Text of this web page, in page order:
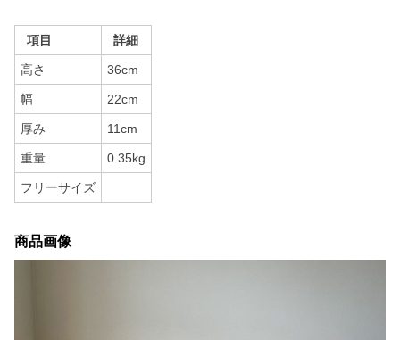
項目 詳細
高さ 36cm
幅 22cm
厚み 11cm
重量 0.35kg
フリーサイズ
商品画像